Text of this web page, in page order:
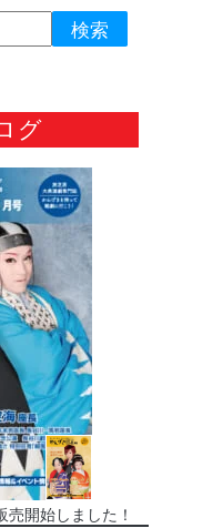
グ
開始しました！